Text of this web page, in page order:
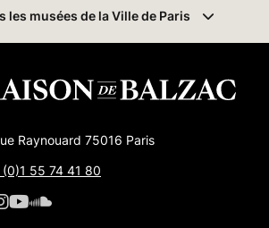
les musées de la Ville de Paris
Raynouard 75016 Paris
55 74 41 80
: Maison de Balzac
Facebook : Maison de Balzac
Youtube : Maison de Balzac
SoundCloud : Maison de